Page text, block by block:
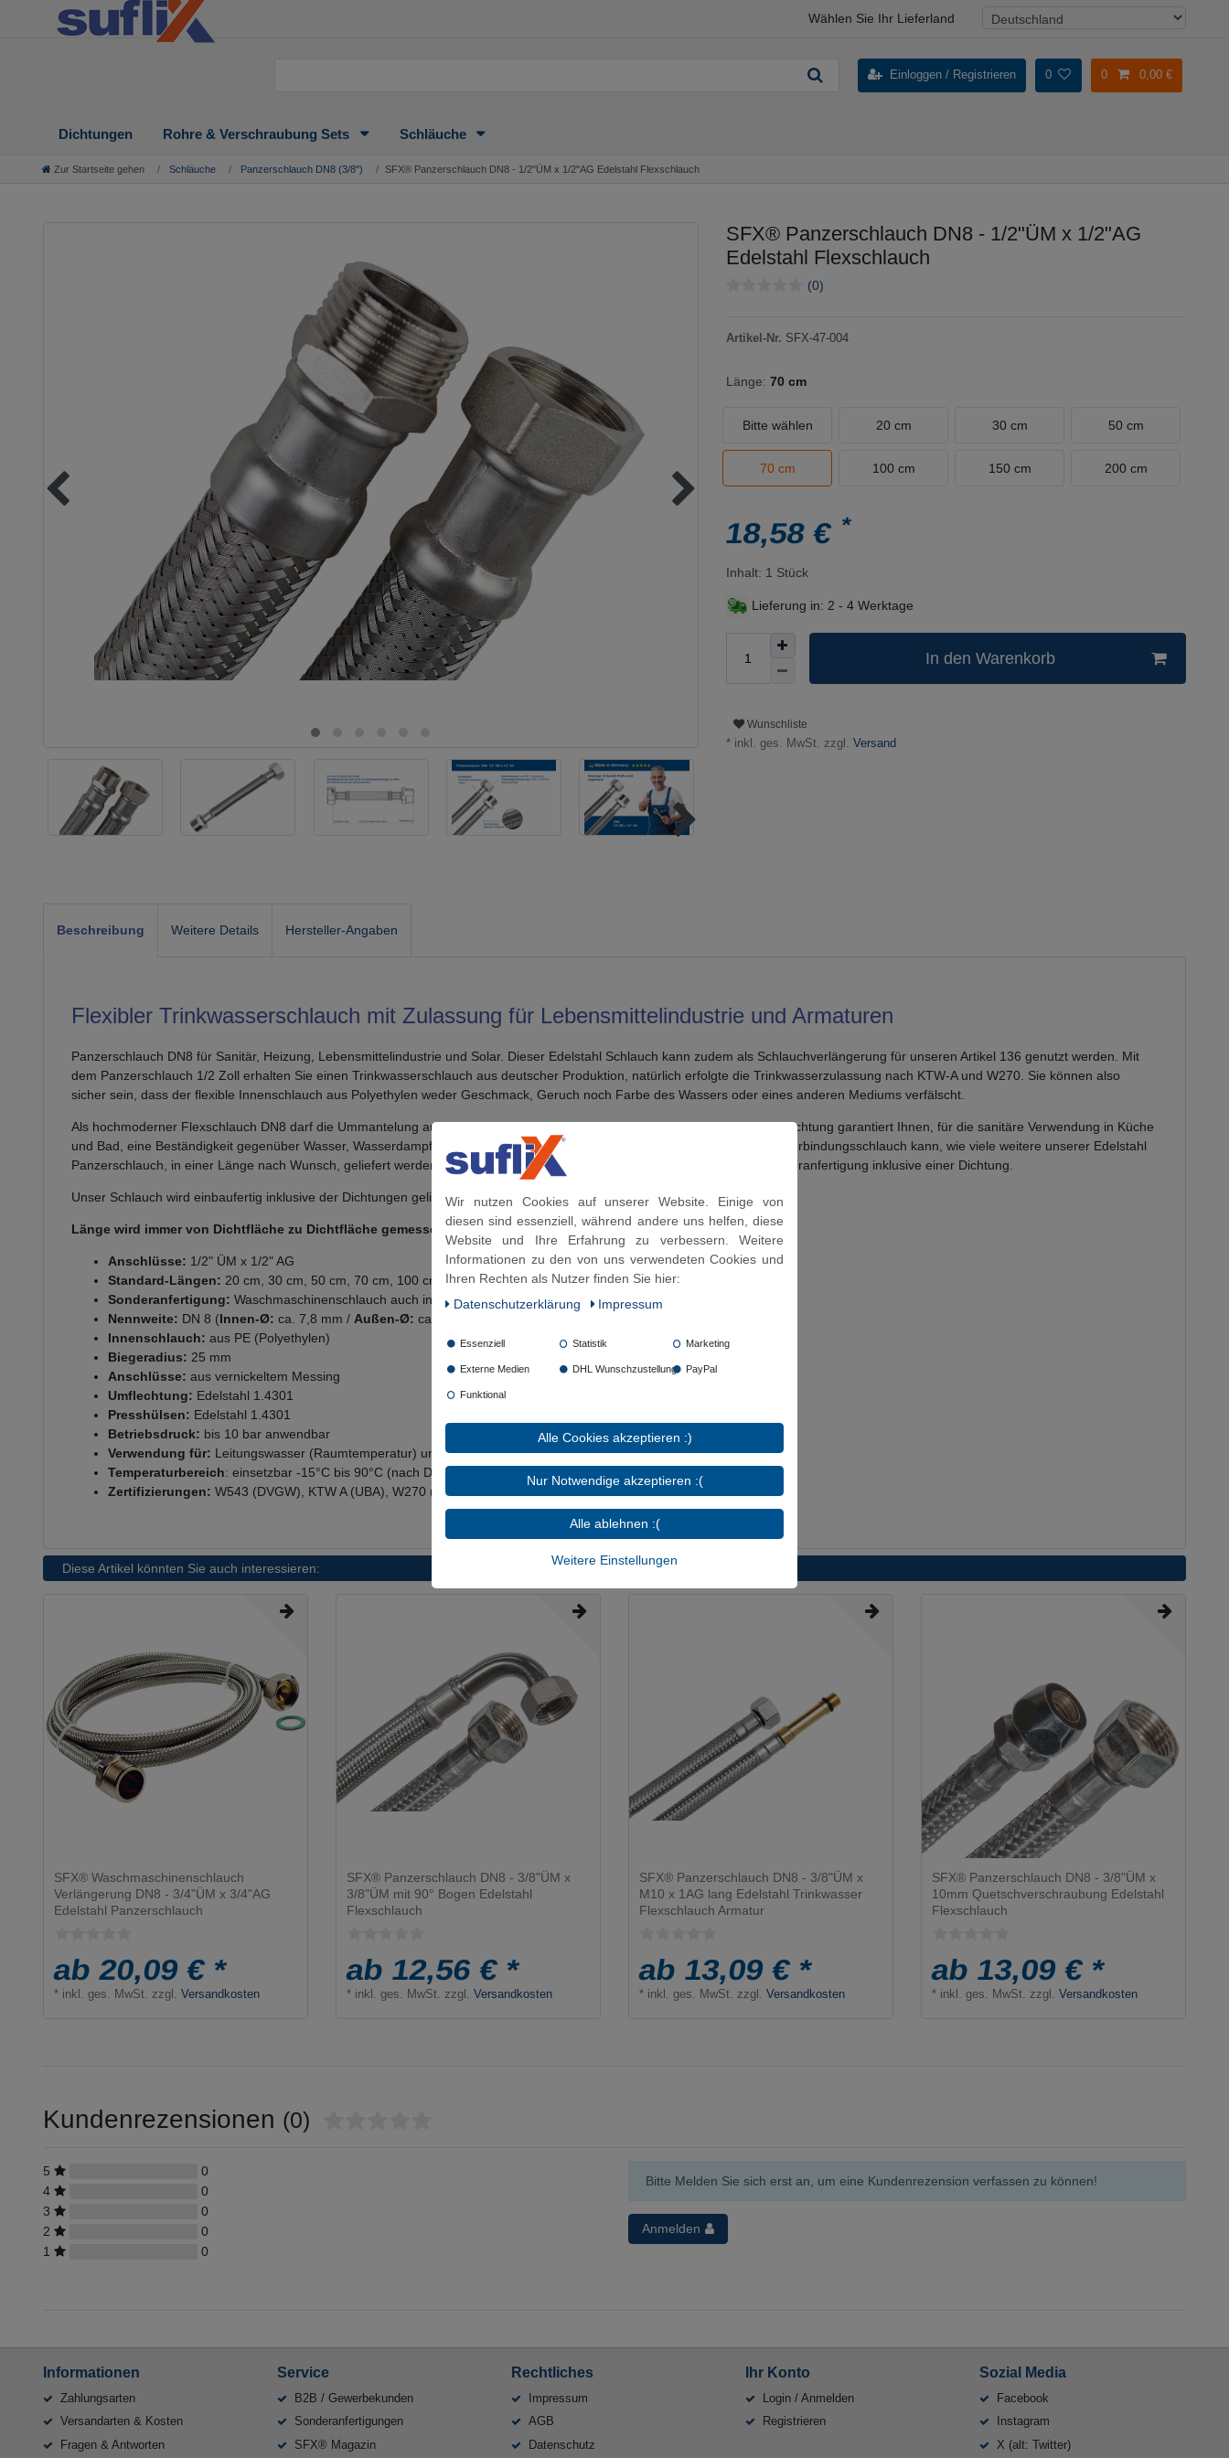
Wählen Sie Ihr Lieferland
Einloggen / Registrieren 0 0 0,00 €
Dichtungen Rohre & Verschraubung Sets Schläuche
Zur Startseite gehen Schläuche Panzerschlauch DN8 (3/8") SFX® Panzerschlauch DN8 - 1/2"ÜM x 1/2"AG Edelstahl Flexschlauch
SFX® Panzerschlauch DN8 - 1/2"ÜM x 1/2"AG
Edelstahl Flexschlauch
(0)
Artikel-Nr. SFX-47-004
Länge: 70 cm
Bitte wählen 20 cm 30 cm 50 cm
70 cm 100 cm 150 cm 200 cm
18,58 €*
Inhalt: 1 Stück
Lieferung in: 2 - 4 Werktage
In den Warenkorb
Wunschliste
* inkl. ges. MwSt. zzgl. Versand
Beschreibung Weitere Details Hersteller-Angaben
Flexibler Trinkwasserschlauch mit Zulassung für Lebensmittelindustrie und Armaturen
Panzerschlauch DN8 für Sanitär, Heizung, Lebensmittelindustrie und Solar. Dieser Edelstahl Schlauch kann zudem als Schlauchverlängerung für unseren Artikel 136 genutzt werden. Mit
dem Panzerschlauch 1/2 Zoll erhalten Sie einen Trinkwasserschlauch aus deutscher Produktion, natürlich erfolgte die Trinkwasserzulassung nach KTW-A und W270. Sie können also
sicher sein, dass der flexible Innenschlauch aus Polyethylen weder Geschmack, Geruch noch Farbe des Wassers oder eines anderen Mediums verfälscht.
Als hochmoderner Flexschlauch DN8 darf die Ummantelung aus rostfreiem Edelstahl nicht fehlen. Denn diese Edelstahlumflechtung garantiert Ihnen, für die sanitäre Verwendung in Küche
und Bad, eine Beständigkeit gegenüber Wasser, Wasserdampf, Luftfeuchtigkeit und schwachen Säuren. Der montagefertig Verbindungsschlauch kann, wie viele weitere unserer Edelstahl
Panzerschlauch, in einer Länge nach Wunsch, geliefert werden. Natürlich erhalten Sie auch Ihre Trinkwasser Schlauch Sonderanfertigung inklusive einer Dichtung.
Unser Schlauch wird einbaufertig inklusive der Dichtungen geliefert!
Länge wird immer von Dichtfläche zu Dichtfläche gemessen!
Anschlüsse: 1/2" ÜM x 1/2" AG
Standard-Längen: 20 cm, 30 cm, 50 cm, 70 cm, 100 cm, 150 cm, 200 cm
Sonderanfertigung: Waschmaschinenschlauch auch in individuell gefertigter Länge möglich
Nennweite: DN 8 (Innen-Ø: ca. 7,8 mm / Außen-Ø: ca.12,4 mm)
Innenschlauch: aus PE (Polyethylen)
Biegeradius: 25 mm
Anschlüsse: aus vernickeltem Messing
Umflechtung: Edelstahl 1.4301
Presshülsen: Edelstahl 1.4301
Betriebsdruck: bis 10 bar anwendbar
Verwendung für: Leitungswasser (Raumtemperatur) und Kühlwasser mit Glykol Beimischung (max. 50%)
Temperaturbereich: einsetzbar -15°C bis 90°C (nach DVGW mit Pflichtangabe nur mit 70°C anzugeben)
Zertifizierungen: W543 (DVGW), KTW A (UBA), W270 (DVGW)
Diese Artikel könnten Sie auch interessieren:
SFX® Waschmaschinenschlauch
Verlängerung DN8 - 3/4"ÜM x 3/4"AG
Edelstahl Panzerschlauch
ab 20,09 € *
* inkl. ges. MwSt. zzgl.Versandkosten
SFX® Panzerschlauch DN8 - 3/8"ÜM x
3/8"ÜM mit 90° Bogen Edelstahl
Flexschlauch
ab 12,56 € *
* inkl. ges. MwSt. zzgl.Versandkosten
SFX® Panzerschlauch DN8 - 3/8"ÜM x
M10 x 1AG lang Edelstahl Trinkwasser
Flexschlauch Armatur
ab 13,09 € *
* inkl. ges. MwSt. zzgl.Versandkosten
SFX® Panzerschlauch DN8 - 3/8"ÜM x
10mm Quetschverschraubung Edelstahl
Flexschlauch
ab 13,09 € *
* inkl. ges. MwSt. zzgl.Versandkosten
Kundenrezensionen (0)
5
0
4
0
3
0
2
0
1
0
Bitte Melden Sie sich erst an, um eine Kundenrezension verfassen zu können!
Anmelden
Informationen
Zahlungsarten
Versandarten & Kosten
Fragen & Antworten
Service
B2B / Gewerbekunden
Sonderanfertigungen
SFX® Magazin
Rechtliches
Impressum
AGB
Datenschutz
Ihr Konto
Login / Anmelden
Registrieren
Sozial Media
Facebook
Instagram
X (alt: Twitter)
Wir nutzen Cookies auf unserer Website. Einige von
diesen sind essenziell, während andere uns helfen, diese
Website und Ihre Erfahrung zu verbessern. Weitere
Informationen zu den von uns verwendeten Cookies und
Ihren Rechten als Nutzer finden Sie hier:
Daten­schutz­erklärung
Impressum
Essenziell Statistik Marketing
Externe Medien DHL Wunschzustellung PayPal
Funktional
Alle Cookies akzeptieren :)
Nur Notwendige akzeptieren :(
Alle ablehnen :(
Weitere Einstellungen